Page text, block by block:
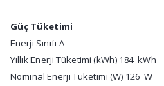
Güç Tüketimi
Enerji Sınıfı A
Yıllık Enerji Tüketimi (kWh) 184 kWh
Nominal Enerji Tüketimi (W) 126 W